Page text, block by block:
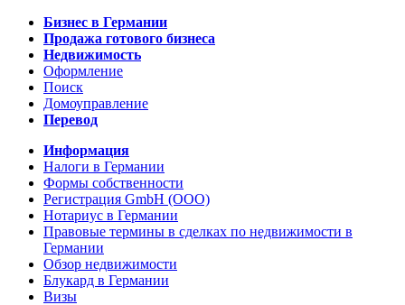
Бизнес в Германии
Продажа готового бизнеса
Недвижимость
Оформление
Поиск
Домоуправление
Перевод
Информация
Налоги в Германии
Формы собственности
Регистрация GmbH (ООО)
Нотариус в Германии
Правовые термины в сделках по недвижимости в
Германии
Обзор недвижимости
Блукард в Германии
Визы